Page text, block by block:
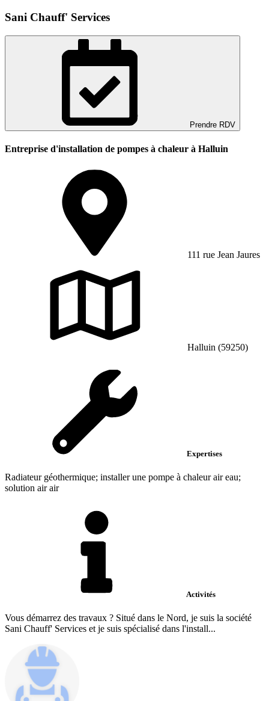
Sani Chauff' Services
Prendre RDV
Entreprise d'installation de pompes à chaleur à Halluin
111 rue Jean Jaures
Halluin (59250)
Expertises
Radiateur géothermique; installer une pompe à chaleur air eau;
solution air air
Activités
Vous démarrez des travaux ? Situé dans le Nord, je suis la société
Sani Chauff' Services et je suis spécialisé dans l'install...